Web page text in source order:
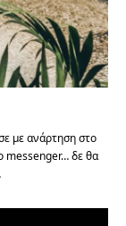
με ανάρτηση στο
messenger… δε θα